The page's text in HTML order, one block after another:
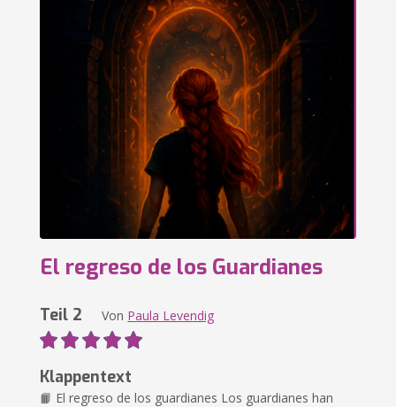
El regreso de los Guardianes
Teil 2 Von Paula Levendig
Klappentext
📙 El regreso de los guardianes Los guardianes han